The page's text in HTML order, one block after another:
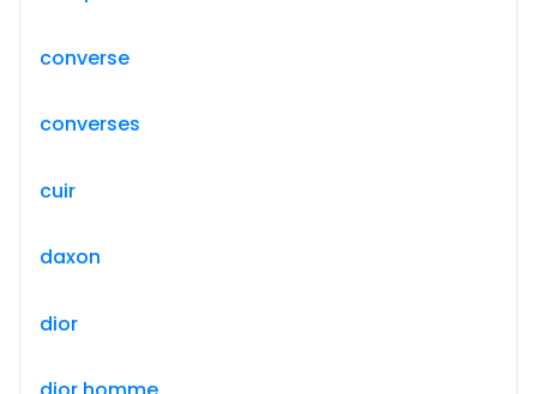
converse
converses
cuir
daxon
dior